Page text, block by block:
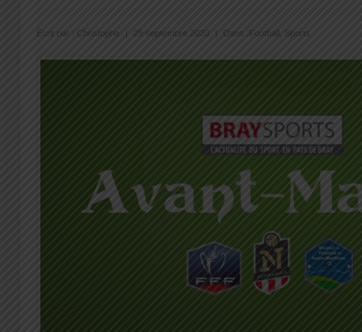
Écrit par : Christophe 29 septembre 2020 | Dans : Football Sports